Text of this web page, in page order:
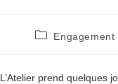
PostEngagement
L’Atelier prend quelques